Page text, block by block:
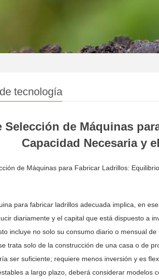
tecnología
Selección de Máquinas
Capacidad Necesaria y
de Máquinas para Fabricar Ladrillos:
para fabricar ladrillos adecuada implica, en
diariamente y el capital que está dispuesto a
incluye no solo su consumo diario o mensual
trata solo de la construcción de una casa o de
ser suficiente; requiere menos inversión y es
a largo plazo, deberá considerar modelos